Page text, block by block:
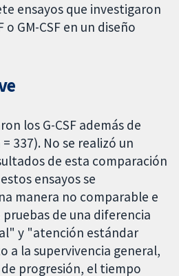
ensayos que investigaron
GM-CSF en un diseño
los G-CSF además de
337). No se realizó un
de esta comparación
ensayos se
manera no comparable e
de una diferencia
y "atención estándar
a la supervivencia general,
progresión, el tiempo